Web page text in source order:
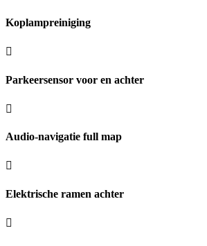
Koplampreiniging
Parkeersensor voor en achter
Audio-navigatie full map
Elektrische ramen achter